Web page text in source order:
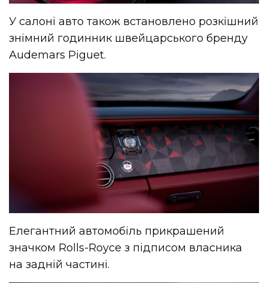
У салоні авто також встановлено розкішний
знімний годинник швейцарського бренду
Audemars Piguet.
Елегантний автомобіль прикрашений
значком Rolls-Royce з підписом власника
на задній частині.